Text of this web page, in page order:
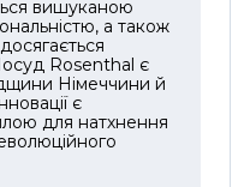
вишуканою
а також
Rosenthal є
Німеччини й
є
для натхнення